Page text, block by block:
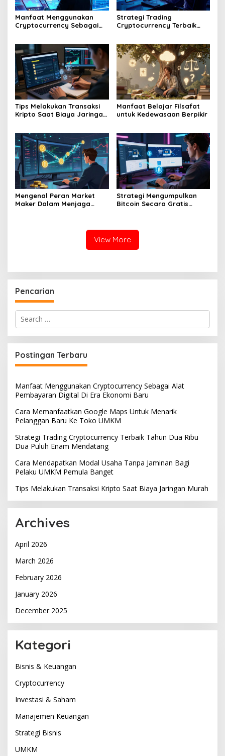
Manfaat Menggunakan
Cryptocurrency Sebagai
Strategi Trading
Cryptocurrency Terbaik
Tips Melakukan Transaksi
Kripto Saat Biaya Jaringan
Manfaat Belajar Filsafat
untuk Kedewasaan Berpikir
Mengenal Peran Market
Maker Dalam Menjaga
Strategi Mengumpulkan
Bitcoin Secara Gratis
View More
Pencarian
Search
for:
Postingan Terbaru
Manfaat Menggunakan Cryptocurrency Sebagai Alat
Pembayaran Digital Di Era Ekonomi Baru
Cara Memanfaatkan Google Maps Untuk Menarik
Pelanggan Baru Ke Toko UMKM
Strategi Trading Cryptocurrency Terbaik Tahun Dua Ribu
Dua Puluh Enam Mendatang
Cara Mendapatkan Modal Usaha Tanpa Jaminan Bagi
Pelaku UMKM Pemula Banget
Tips Melakukan Transaksi Kripto Saat Biaya Jaringan Murah
Archives
April 2026
March 2026
February 2026
January 2026
December 2025
Kategori
Bisnis & Keuangan
Cryptocurrency
Investasi & Saham
Manajemen Keuangan
Strategi Bisnis
UMKM